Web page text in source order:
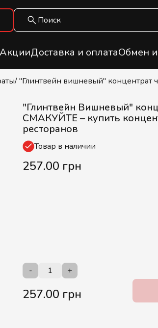
АкцииДоставка и оплатаОбмен
/ "Глинтвейн вишневый"
"Глинтвейн Вишневый"
СМАКУЙТЕ – купить
ресторанов
Товар в наличии
257.00 грн
- +
257.00 грн